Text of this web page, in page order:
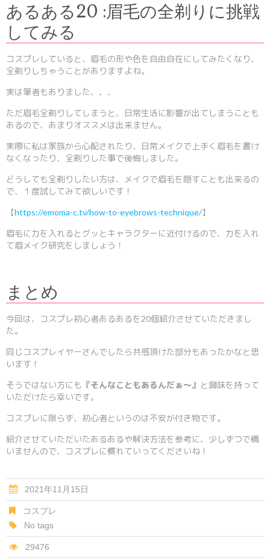
あるある20 :眉毛の全剃りに挑戦
してみる
コスプレしていると、眉毛の形や色を自由自在にしてみたくなり、
全剃りしちゃうことがありますよね。
実は筆者もありました、、、
ただ眉毛全剃りしてしまうと、日常生活に影響が出てしまうことも
あるので、あまりオススメは出来ません。
実際に私は家族から心配されたり、日常メイクで上手く眉毛を書け
なくなったり、全剃りした事で後悔しました。
どうしても全剃りしたい方は、メイクで眉毛を隠すことも出来るの
で、１度試してみて欲しいです！
【https://emoma-c.tv/how-to-eyebrows-technique/】
眉毛に力を入れるとグッとキャラクターに近付けるので、力を入れ
て眉メイク研究をしましょう！
まとめ
今回は、コスプレ初心者あるあるを20個紹介させていただきまし
た。
同じコスプレイヤーさんでしたら共感頂けた部分もあったかなと思
います！
そうではない方にも 『そんなこともあるんだぁ～』 と興味を持って
いただけたら幸いです。
コスプレに限らず、初心者というのは不安が付き物です。
紹介させていただいたあるあるや解決方法を参考に、少しずつで構
いませんので、コスプレに慣れていってくださいね！
2021年11月15日
コスプレ
No tags
29476